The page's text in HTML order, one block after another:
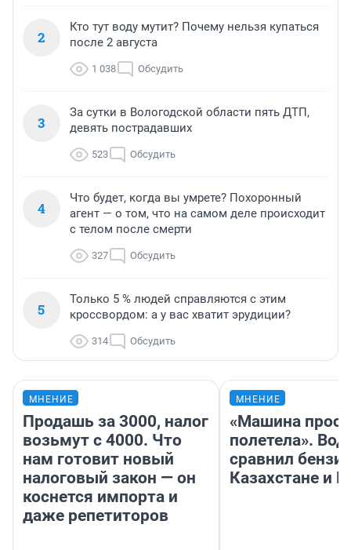
2
Кто тут воду мутит? Почему нельзя купаться
после 2 августа
1 038 Обсудить
3
За сутки в Вологодской области пять ДТП,
девять пострадавших
523 Обсудить
4
Что будет, когда вы умрете? Похоронный
агент — о том, что на самом деле происходит
с телом после смерти
327 Обсудить
5
Только 5 % людей справляются с этим
кроссвордом: а у вас хватит эрудиции?
314 Обсудить
МНЕНИЕ
Продашь за 3000, налог
возьмут с 4000. Что
нам готовит новый
налоговый закон — он
коснется импорта и
даже репетиторов
МНЕНИЕ
«Машина
полетела».
сравнил
Казахстане и